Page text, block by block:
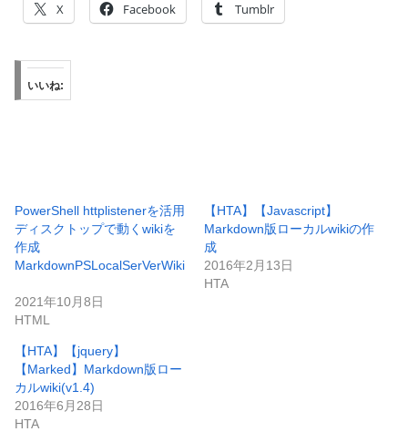
X Facebook Tumblr
いいね:
PowerShell httplistenerを活用
ディスクトップで動くwikiを
作成
MarkdownPSLocalSerVerWiki
2021年10月8日
HTML
【HTA】【Javascript】
Markdown版ローカルwikiの作
成
2016年2月13日
HTA
【HTA】【jquery】
【Marked】Markdown版ロー
カルwiki(v1.4)
2016年6月28日
HTA